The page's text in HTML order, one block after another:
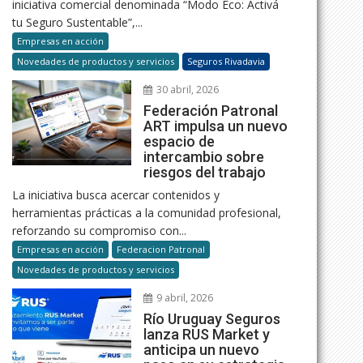
iniciativa comercial denominada “Modo Eco: Activá
tu Seguro Sustentable”,...
Empresas en acción
Novedades de productos y servicios
Seguros Rivadavia
30 abril, 2026
Federación Patronal
ART impulsa un nuevo
espacio de
intercambio sobre
riesgos del trabajo
La iniciativa busca acercar contenidos y
herramientas prácticas a la comunidad profesional,
reforzando su compromiso con...
Empresas en acción
Federacion Patronal
Novedades de productos y servicios
9 abril, 2026
Río Uruguay Seguros
lanza RUS Market y
anticipa un nuevo